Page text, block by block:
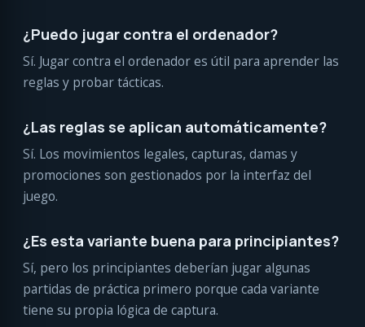
¿Puedo jugar contra el ordenador?
Sí. Jugar contra el ordenador es útil para aprender las
reglas y probar tácticas.
¿Las reglas se aplican automáticamente?
Sí. Los movimientos legales, capturas, damas y
promociones son gestionados por la interfaz del
juego.
¿Es esta variante buena para principiantes?
Sí, pero los principiantes deberían jugar algunas
partidas de práctica primero porque cada variante
tiene su propia lógica de captura.